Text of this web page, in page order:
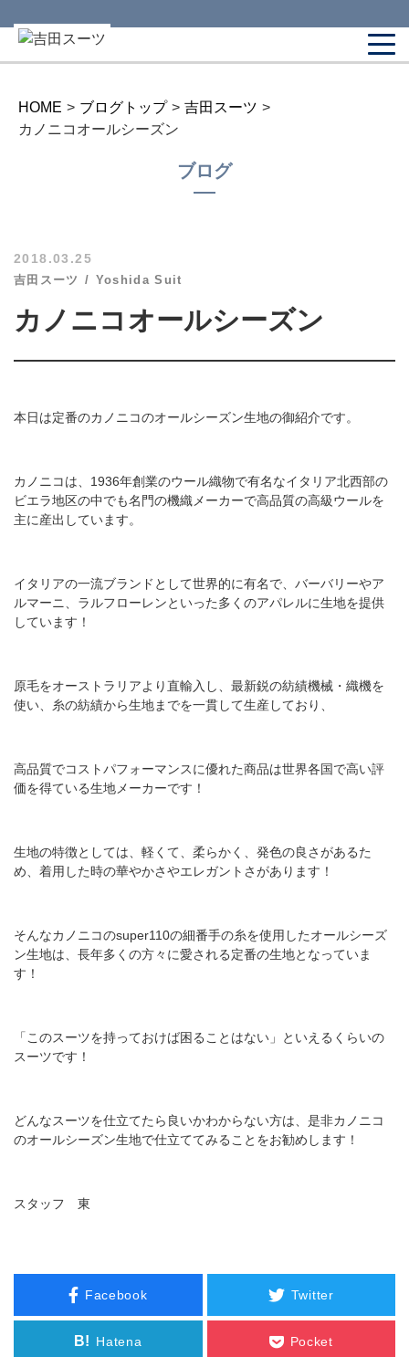
HOME > ブログトップ > 吉田スーツ >
カノニコオールシーズン
ブログ
2018.03.25
吉田スーツ Yoshida Suit
カノニコオールシーズン
本日は定番のカノニコのオールシーズン生地の御紹介です。
カノニコは、1936年創業のウール織物で有名なイタリア北西部の
ビエラ地区の中でも名門の機織メーカーで高品質の高級ウールを
主に産出しています。
イタリアの一流ブランドとして世界的に有名で、バーバリーやア
ルマーニ、ラルフローレンといった多くのアパレルに生地を提供
しています！
原毛をオーストラリアより直輸入し、最新鋭の紡績機械・織機を
使い、糸の紡績から生地までを一貫して生産しており、
高品質でコストパフォーマンスに優れた商品は世界各国で高い評
価を得ている生地メーカーです！
生地の特徴としては、軽くて、柔らかく、発色の良さがあるた
め、着用した時の華やかさやエレガントさがあります！
そんなカノニコのsuper110の細番手の糸を使用したオールシーズ
ン生地は、長年多くの方々に愛される定番の生地となっていま
す！
「このスーツを持っておけば困ることはない」といえるくらいの
スーツです！
どんなスーツを仕立てたら良いかわからない方は、是非カノニコ
のオールシーズン生地で仕立ててみることをお勧めします！
スタッフ 東
Facebook Twitter
B! Hatena Pocket